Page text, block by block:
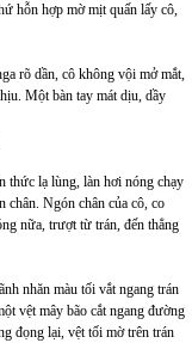
hỗn hợp mờ mịt quấn lấy cô,
rõ dần, cô không vội mở mắt,
Một bàn tay mát dịu, dầy
thức lạ lùng, làn hơi nóng chạy
chân. Ngón chân của cô, co
nữa, trượt từ trán, đến thẳng
nhăn màu tối vắt ngang trán
vệt mây bão cắt ngang đường
đọng lại, vệt tối mờ trên trán